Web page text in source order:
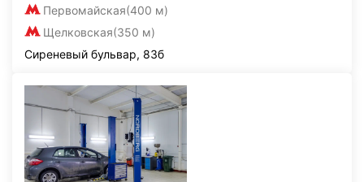
Первомайская(400 м)
Щелковская(350 м)
Сиреневый бульвар, 83б